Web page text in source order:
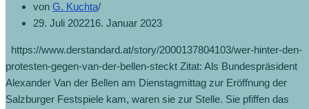
von G. Kuchta
29. Juli 202216. Januar 2023
https://www.derstandard.at/story/2000137804103/wer-hinter-den-
protesten-gegen-van-der-bellen-steckt Zitat: Als Bundespräsident
Alexander Van der Bellen am Dienstagmittag zur Eröffnung der
Salzburger Festspiele kam, waren sie zur Stelle. Sie pfiffen das